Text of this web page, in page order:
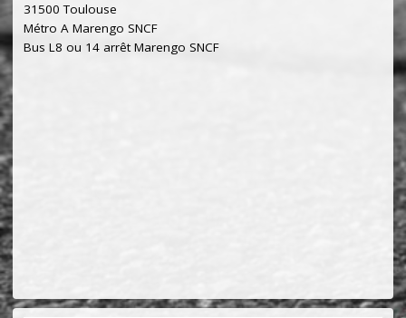
31500 Toulouse
Métro A Marengo SNCF
Bus L8 ou 14 arrêt Marengo SNCF